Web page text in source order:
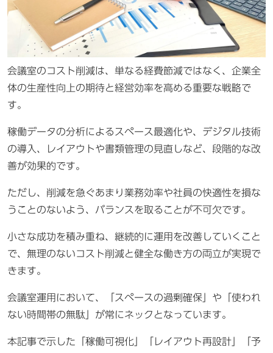
会議室のコスト削減は、単なる経費節減ではなく、企業全
体の生産性向上の期待と経営効率を高める重要な戦略で
す。
稼働データの分析によるスペース最適化や、デジタル技術
の導入、レイアウトや書類管理の見直しなど、段階的な改
善が効果的です。
ただし、削減を急ぐあまり業務効率や社員の快適性を損な
うことのないよう、バランスを取ることが不可欠です。
小さな成功を積み重ね、継続的に運用を改善していくこと
で、無理のないコスト削減と健全な働き方の両立が実現で
きます。
会議室運用において、「スペースの過剰確保」や「使われ
ない時間帯の無駄」が常にネックとなっています。
本記事で示した「稼働可視化」「レイアウト再設計」「予